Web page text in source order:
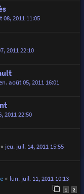
2011 11:05
2011 22:10
août 05, 2011 16:01
2011 22:50
jeu. juil. 14, 2011 15:55
« lun. juil. 11, 2011 10:13
1 2